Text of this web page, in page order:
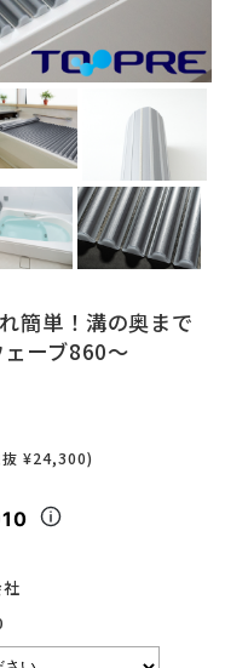
簡単！溝の奥まで
ーブ860～
¥24,300)